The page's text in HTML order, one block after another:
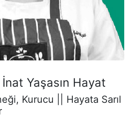
Yaşasın Hayat
Kurucu || Hayata Sarıl